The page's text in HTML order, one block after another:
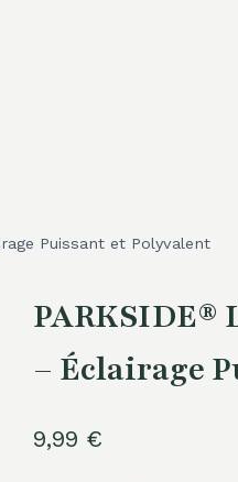
Puissant et Polyvalent
PARKSIDE®
– Éclairage
9,99 €